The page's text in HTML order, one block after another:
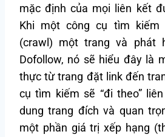
mặc định của mọi liên kết
Khi một công cụ tìm kiếm
(crawl) một trang và phát
Dofollow, nó sẽ hiểu đây là
thực từ trang đặt link đến
cụ tìm kiếm sẽ “đi theo”
dung trang đích và quan
một phần giá trị xếp hạng